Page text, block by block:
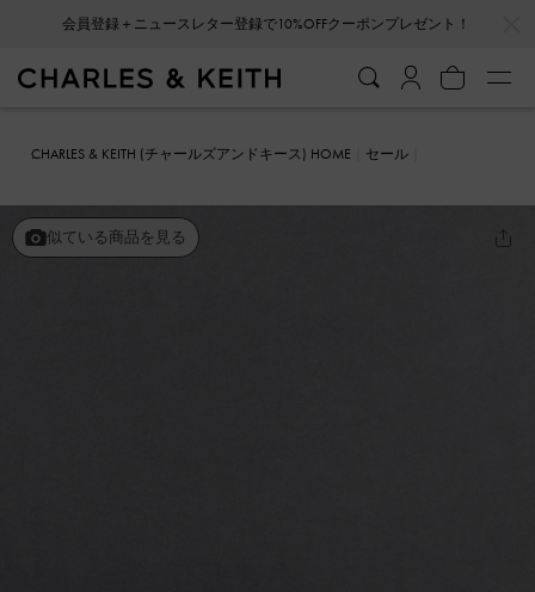
会員登録＋ニュースレター登録で10%OFFクーポンプレゼント！
CHARLES & KEITH (チャールズアンドキース) HOME
セール
似ている商品を見る